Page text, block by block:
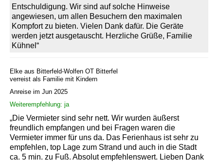
Entschuldigung. Wir sind auf solche Hinweise
angewiesen, um allen Besuchern den maximalen
Kompfort zu bieten. Vielen Dank dafür. Die Geräte
werden jetzt ausgetauscht. Herzliche Grüße, Familie
Kühnel“
Elke aus Bitterfeld-Wolfen OT Bitterfel
verreist als Familie mit Kindern
Anreise im Jun 2025
Weiterempfehlung: ja
„Die Vermieter sind sehr nett. Wir wurden äußerst
freundlich empfangen und bei Fragen waren die
Vermieter immer für uns da. Das Ferienhaus ist sehr zu
empfehlen, top Lage zum Strand und auch in die Stadt
ca. 5 min. zu Fuß. Absolut empfehlenswert. Lieben Dank